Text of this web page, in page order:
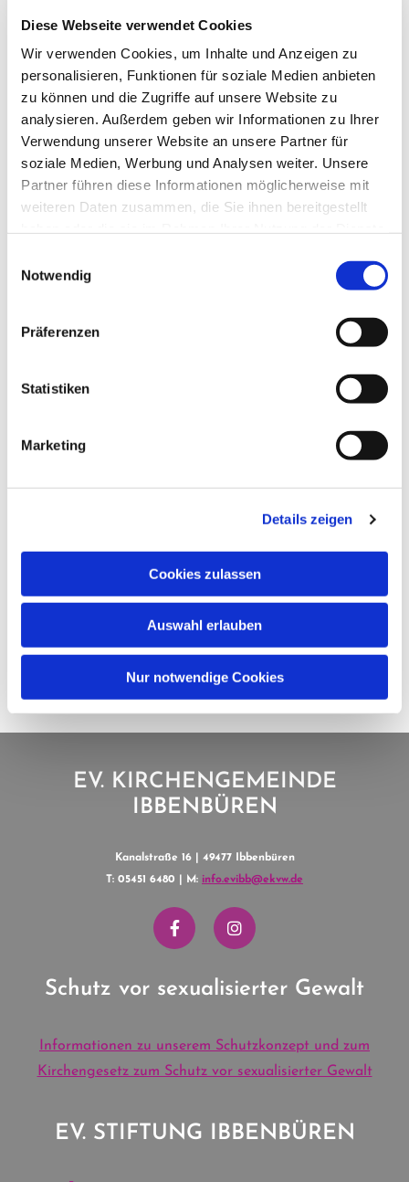
Diese Webseite verwendet Cookies
Wir verwenden Cookies, um Inhalte und Anzeigen zu
personalisieren, Funktionen für soziale Medien anbieten
zu können und die Zugriffe auf unsere Website zu
analysieren. Außerdem geben wir Informationen zu Ihrer
Verwendung unserer Website an unsere Partner für
soziale Medien, Werbung und Analysen weiter. Unsere
Partner führen diese Informationen möglicherweise mit
weiteren Daten zusammen, die Sie ihnen bereitgestellt
Notwendig
Präferenzen
Statistiken
Marketing
Details zeigen
Cookies zulassen
Auswahl erlauben
Nur notwendige Cookies
Dies könnte Sie auch
interessieren
EV. KIRCHENGEMEINDE
IBBENBÜREN
Kanalstraße 16 | 49477 Ibbenbüren
T: 05451 6480 | M: info.evibb@ekvw.de
Schutz vor sexualisierter Gewalt
Informationen zu unserem Schutzkonzept und zum
Kirchengesetz zum Schutz vor sexualisierter Gewalt
EV. STIFTUNG IBBENBÜREN